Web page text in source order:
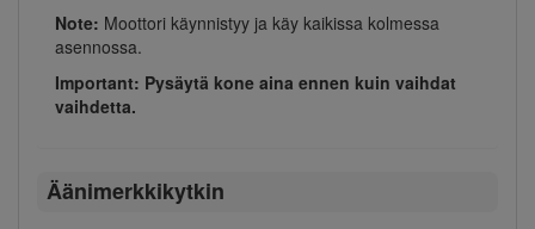
Note: Moottori käynnistyy ja käy kaikissa kolmessa
asennossa.
Important: Pysäytä kone aina ennen kuin vaihdat
vaihdetta.
Äänimerkkikytkin